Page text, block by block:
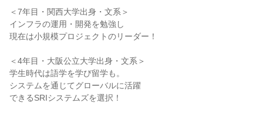
＜7年目・関西大学出身・文系＞
インフラの運用・開発を勉強し
現在は小規模プロジェクトのリーダー！
＜4年目・大阪公立大学出身・文系＞
学生時代は語学を学び留学も。
システムを通じてグローバルに活躍
できるSRIシステムズを選択！